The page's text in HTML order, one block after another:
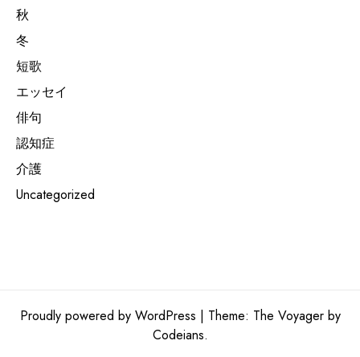
秋
冬
短歌
エッセイ
俳句
認知症
介護
Uncategorized
Proudly powered by WordPress | Theme: The Voyager by
Codeians.